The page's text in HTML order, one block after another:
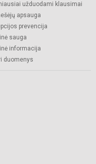
užduodami klausimai
apsauga
prevencija
sauga
informacija
duomenys